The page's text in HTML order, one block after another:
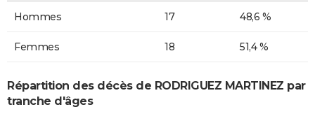
Hommes 17 48,6 %
Femmes 18 51,4 %
Répartition des décès de RODRIGUEZ MARTINEZ par
tranche d'âges